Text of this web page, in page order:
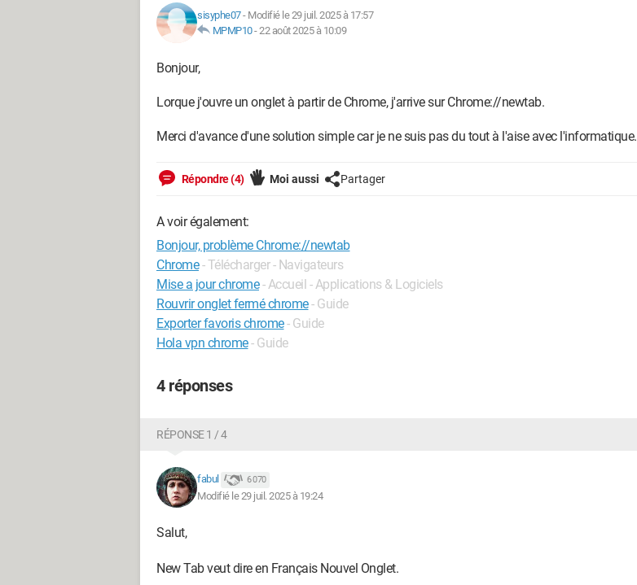
sisyphe07- Modifié le 29 juil. 2025 à 17:57
MPMP10-22 août 2025 à 10:09
Bonjour,
Lorque j'ouvre un onglet à partir de Chrome, j'arrive sur Chrome://newtab.
Merci d'avance d'une solution simple car je ne suis pas du tout à l'aise avec l'informatique.
Répondre (4) Moi aussi Partager
A voir également:
Bonjour, problème Chrome://newtab
Chrome - Télécharger - Navigateurs
Mise a jour chrome - Accueil - Applications & Logiciels
Rouvrir onglet fermé chrome- Guide
Exporter favoris chrome- Guide
Hola vpn chrome- Guide
4 réponses
RÉPONSE 1 / 4
fabul 6 070
Modifié le 29 juil. 2025 à 19:24
Salut,
New Tab veut dire en Français Nouvel Onglet.